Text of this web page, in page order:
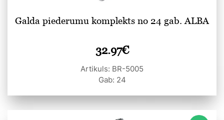
Galda piederumu komplekts no 24 gab. ALBA
32.97€
Artikuls: BR-5005
Gab: 24